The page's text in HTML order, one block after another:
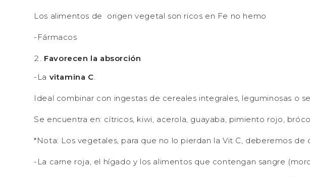
Los alimentos de origen vegetal son ricos en Fe no hemo
-Fármacos
Favorecen la absorción
-La vitamina C.
Ideal combinar con ingestas de cereales integrales, leguminosas o
Se encuentra en: cítricos, kiwi, acerola, guayaba, pimiento rojo,
*Nota: Los vegetales, para que no lo pierdan la Vit C, deberemos de
-La carne roja, el hígado y los alimentos que contengan sangre